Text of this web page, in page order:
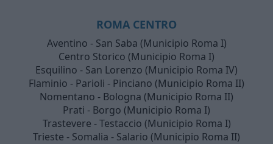
ROMA CENTRO
Aventino - San Saba (Municipio Roma I)
Centro Storico (Municipio Roma I)
Esquilino - San Lorenzo (Municipio Roma IV)
Flaminio - Parioli - Pinciano (Municipio Roma II)
Nomentano - Bologna (Municipio Roma II)
Prati - Borgo (Municipio Roma I)
Trastevere - Testaccio (Municipio Roma I)
Trieste - Somalia - Salario (Municipio Roma II)